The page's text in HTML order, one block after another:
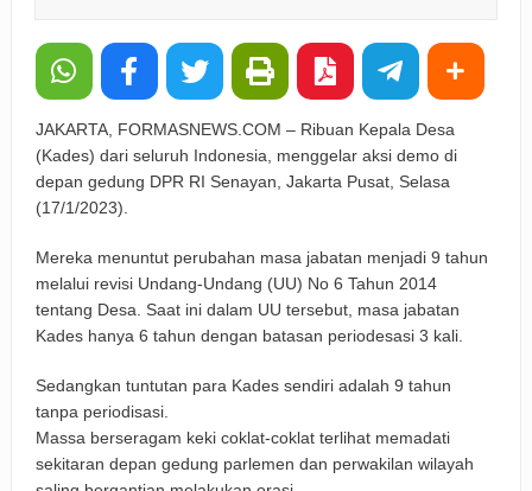
JAKARTA, FORMASNEWS.COM – Ribuan Kepala Desa
(Kades) dari seluruh Indonesia, menggelar aksi demo di
depan gedung DPR RI Senayan, Jakarta Pusat, Selasa
(17/1/2023).
Mereka menuntut perubahan masa jabatan menjadi 9 tahun
melalui revisi Undang-Undang (UU) No 6 Tahun 2014
tentang Desa. Saat ini dalam UU tersebut, masa jabatan
Kades hanya 6 tahun dengan batasan periodesasi 3 kali.
Sedangkan tuntutan para Kades sendiri adalah 9 tahun
tanpa periodisasi.
Massa berseragam keki coklat-coklat terlihat memadati
sekitaran depan gedung parlemen dan perwakilan wilayah